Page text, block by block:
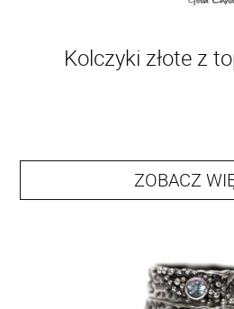
Kolczyki złote z
ZOBACZ